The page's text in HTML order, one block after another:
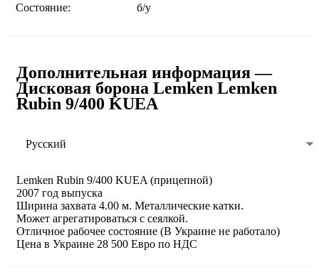
Состояние: б/у
Дополнительная информация —
Дисковая борона Lemken Lemken
Rubin 9/400 KUEA
Русский
Lemken Rubin 9/400 KUEA (прицепной)
2007 год выпуска
Ширина захвата 4.00 м. Металлические катки.
Может агрегатироваться с сеялкой.
Отличное рабочее состояние (В Украине не работало)
Цена в Украине 28 500 Евро по НДС